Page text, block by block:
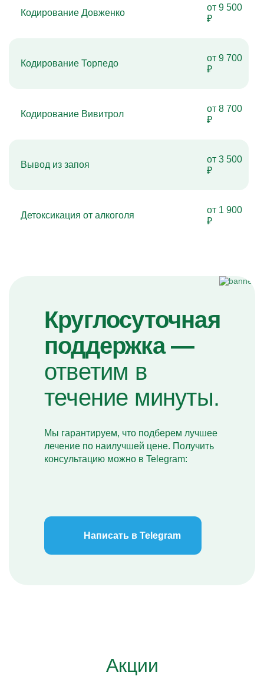
Кодирование Довженко
от 9 500
₽
Кодирование Торпедо
от 9 700
₽
Кодирование Вивитрол
от 8 700
₽
Вывод из запоя
от 3 500
₽
Детоксикация от алкоголя
от 1 900
₽
Круглосуточная
поддержка —
ответим в
течение минуты.
Мы гарантируем, что подберем лучшее
лечение по наилучшей цене. Получить
консультацию можно в Telegram:
Написать в Telegram
Акции